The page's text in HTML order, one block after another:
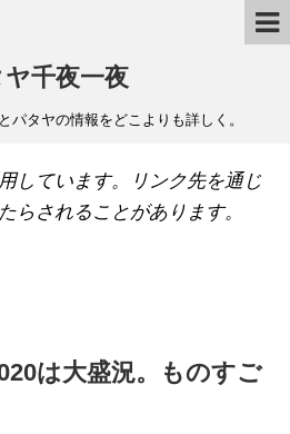
千夜一夜
パタヤの情報をどこよりも詳しく。
しています。リンク先を通じ
らされることがあります。
は大盛況。ものすご